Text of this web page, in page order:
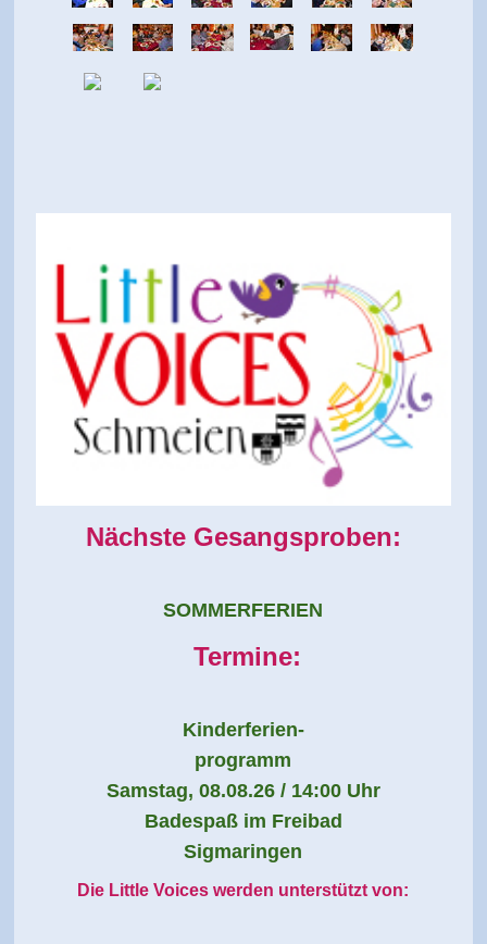
Nächste Gesangsproben:
SOMMERFERIEN
Termine:
Kinderferien-
programm
Samstag, 08.08.26 / 14:00 Uhr
Badespaß im Freibad
Sigmaringen
Die Little Voices werden unterstützt von: